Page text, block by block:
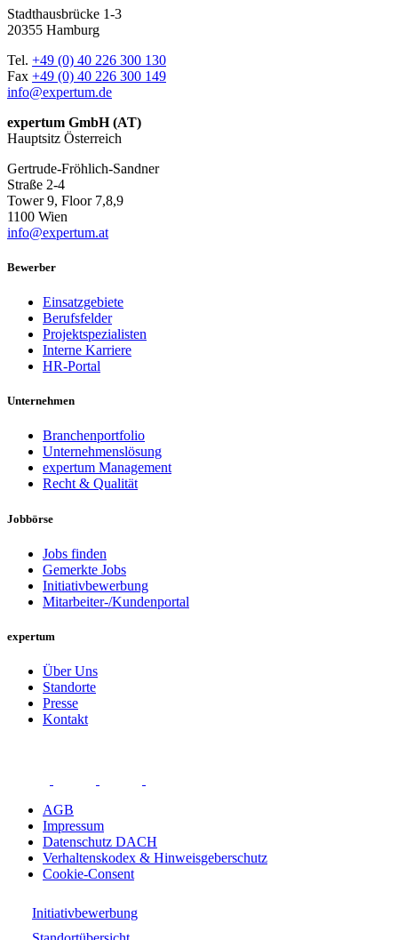
Stadthausbrücke 1-3
20355 Hamburg
Tel. +49 (0) 40 226 300 130
Fax +49 (0) 40 226 300 149
info@expertum.de
expertum GmbH (AT)
Hauptsitz Österreich
Gertrude-Fröhlich-Sandner
Straße 2-4
Tower 9, Floor 7,8,9
1100 Wien
info@expertum.at
Bewerber
Einsatzgebiete
Berufsfelder
Projektspezialisten
Interne Karriere
HR-Portal
Unternehmen
Branchenportfolio
Unternehmenslösung
expertum Management
Recht & Qualität
Jobbörse
Jobs finden
Gemerkte Jobs
Initiativbewerbung
Mitarbeiter-/Kundenportal
expertum
Über Uns
Standorte
Presse
Kontakt
AGB
Impressum
Datenschutz DACH
Verhaltenskodex & Hinweisgeberschutz
Cookie-Consent
Initiativbewerbung